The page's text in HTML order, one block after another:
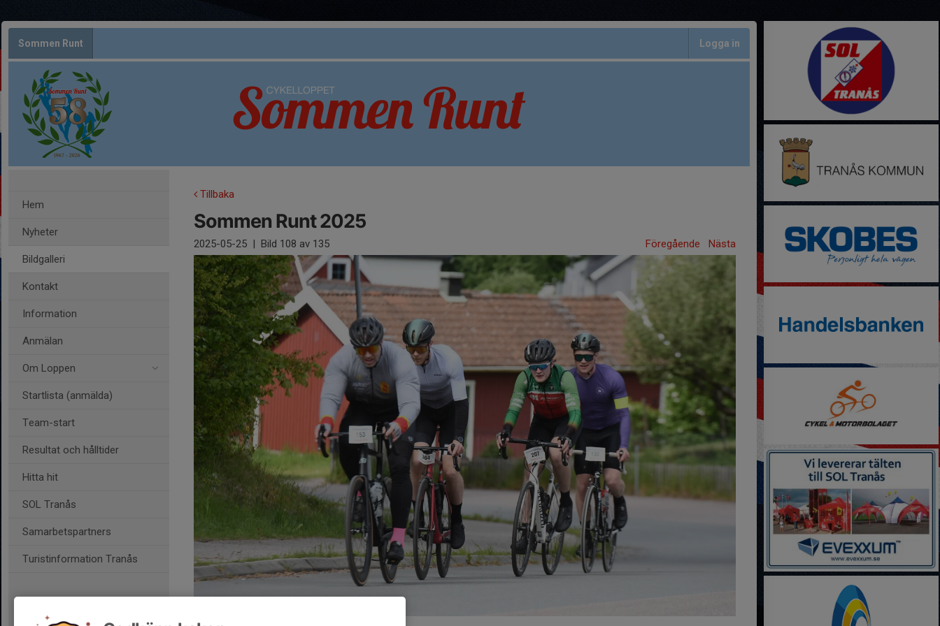
Sommen Runt Logga in
Hem
Nyheter
Bildgalleri
Kontakt
Information
Anmälan
Om Loppen
Startlista (anmälda)
Team-start
Resultat och hålltider
Hitta hit
SOL Tranås
Samarbetspartners
Turistinformation Tranås
Tillbaka
Sommen Runt 2025
2025-05-25 | Bild 108 av 135 Föregående Nästa